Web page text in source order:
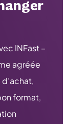
INFast –
agréée
format,